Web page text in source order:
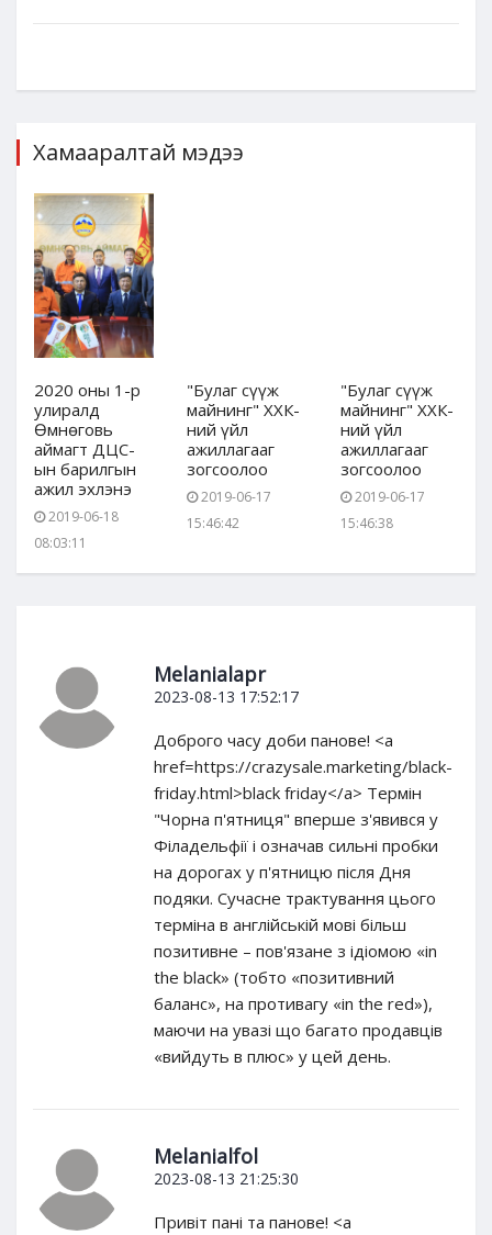
Хамааралтай мэдээ
2020 оны 1-р
улиралд
Өмнөговь
аймагт ДЦС-
ын барилгын
ажил эхлэнэ
2019-06-18
08:03:11
"Булаг сүүж
майнинг" ХХК-
ний үйл
ажиллагааг
зогсоолоо
2019-06-17
15:46:42
"Булаг сүүж
майнинг" ХХК-
ний үйл
ажиллагааг
зогсоолоо
2019-06-17
15:46:38
Melanialapr
2023-08-13 17:52:17
Доброго часу доби панове! <a
href=https://crazysale.marketing/black-
friday.html>black friday</a> Термін
"Чорна п'ятниця" вперше з'явився у
Філадельфії і означав сильні пробки
на дорогах у п'ятницю після Дня
подяки. Сучасне трактування цього
терміна в англійській мові більш
позитивне – пов'язане з ідіомою «in
the black» (тобто «позитивний
баланс», на противагу «in the red»),
маючи на увазі що багато продавців
«вийдуть в плюс» у цей день.
Melanialfol
2023-08-13 21:25:30
Привіт пані та панове! <a